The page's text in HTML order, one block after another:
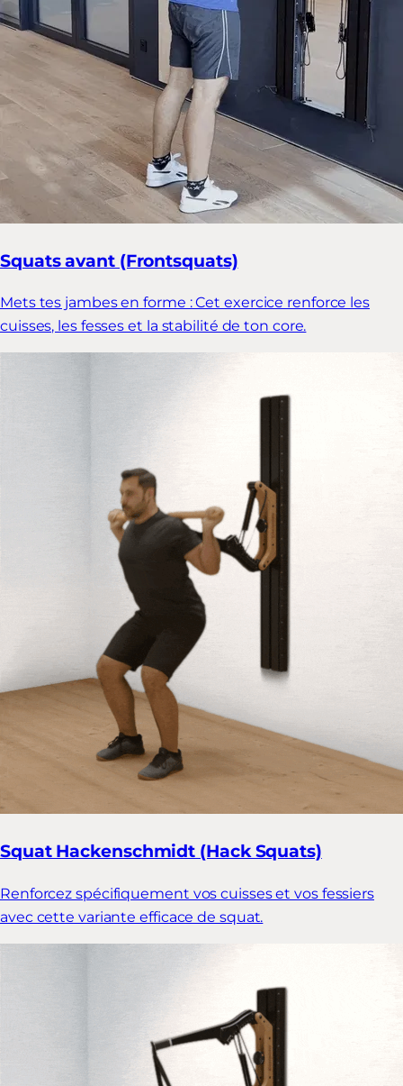
Squats avant (Frontsquats)
Mets tes jambes en forme : Cet exercice renforce les
cuisses, les fesses et la stabilité de ton core.
Squat Hackenschmidt (Hack Squats)
Renforcez spécifiquement vos cuisses et vos fessiers
avec cette variante efficace de squat.